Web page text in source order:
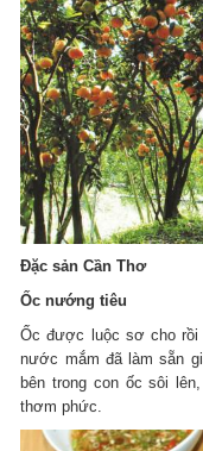
Đặc sản Cần Thơ
Ốc nướng tiêu
Ốc được luộc sơ cho
nước mắm đã làm sẵn
bên trong con ốc sôi
thơm phức.